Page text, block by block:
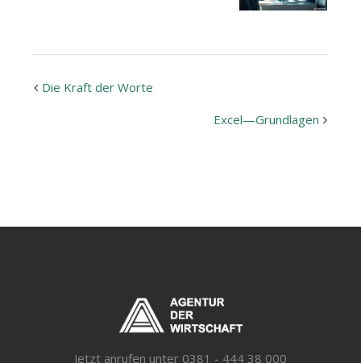
Veranstaltung
Die Kraft der Worte
Excel—Grundlagen
Jetzt anrufen unter 0381 - 444 38 000